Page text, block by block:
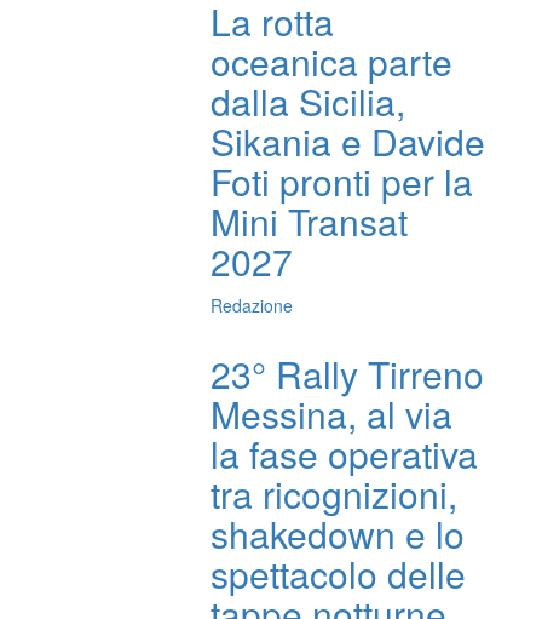
La rotta
oceanica parte
dalla Sicilia,
Sikania e Davide
Foti pronti per la
Mini Transat
2027
Redazione
23° Rally Tirreno
Messina, al via
la fase operativa
tra ricognizioni,
shakedown e lo
spettacolo delle